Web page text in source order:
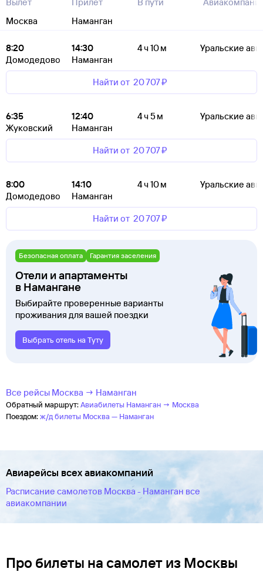
Москва
Наманган
8:20
Домодедово
14:30
Наманган
4 ч 10 м Уральские
Найти от 20 ⁠707 ⁠₽
6:35
Жуковский
12:40
Наманган
4 ч 5 м Уральские
Найти от 20 ⁠707 ⁠₽
8:00
Домодедово
14:10
Наманган
4 ч 10 м Уральские
Найти от 20 ⁠707 ⁠₽
Безопасная оплата Гарантия заселения
Отели и апартаменты
в Намангане
Выбирайте проверенные варианты
проживания для вашей поездки
Выбрать отель на Туту
Все рейсы Москва → Наманган
Обратный маршрут:Авиабилеты Наманган → Москва
Поездом:ж/д билеты Москва — Наманган
Авиарейсы всех авиакомпаний
Расписание самолетов Москва - Наманган все
авиакомпании
Про билеты на самолет из Москвы